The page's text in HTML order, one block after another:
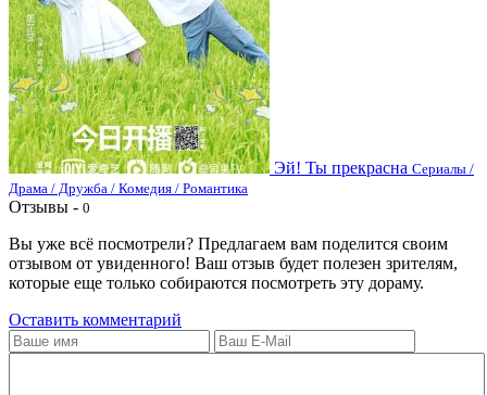
Эй! Ты прекрасна Сериалы /
Драма / Дружба / Комедия / Романтика
Отзывы - 0
Вы уже всё посмотрели? Предлагаем вам поделится своим
отзывом от увиденного! Ваш отзыв будет полезен зрителям,
которые еще только собираются посмотреть эту дораму.
Оставить комментарий